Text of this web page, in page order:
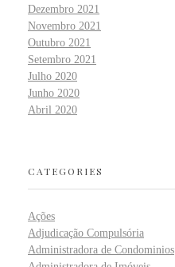
Dezembro 2021
Novembro 2021
Outubro 2021
Setembro 2021
Julho 2020
Junho 2020
Abril 2020
CATEGORIES
Ações
Adjudicação Compulsória
Administradora de Condominios